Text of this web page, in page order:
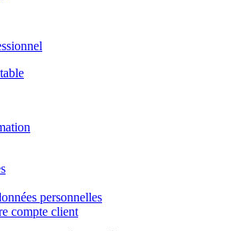
personnelles
compte client